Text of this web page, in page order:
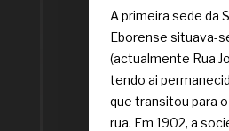
A primeira sede da
Eborense situava-
(actualmente Rua
tendo ai
que transitou para o
rua. Em 1902, a